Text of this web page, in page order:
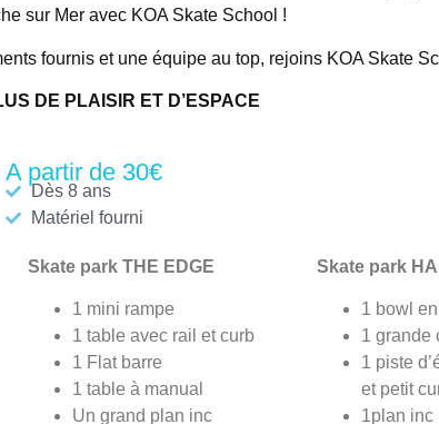
sur Mer avec KOA Skate School !
fournis et une équipe au top, rejoins KOA Skate
DE PLAISIR ET D’ESPACE
A partir de 30€
Dès 8 ans
Matériel fourni
Skate park THE EDGE
1 mini rampe
1 table avec rail et curb
1 Flat barre
1 table à manual
Un grand plan inc
Skate park
1 bowl
1 grande
1 piste
et petit
1plan inc